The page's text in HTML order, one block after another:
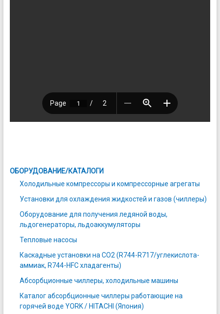
ОБОРУДОВАНИЕ/КАТАЛОГИ
Холодильные компрессоры и компрессорные агрегаты
Установки для охлаждения жидкостей и газов (чиллеры)
Оборудование для получения ледяной воды,
льдогенераторы, льдоаккумуляторы
Тепловые насосы
Каскадные установки на СО2 (R744-R717/углекислота-
аммиак, R744-HFC хладагенты)
Абсорбционные чиллеры, холодильные машины
Каталог абсорбционные чиллеры работающие на
горячей воде YORK / HITACHI (Япония)